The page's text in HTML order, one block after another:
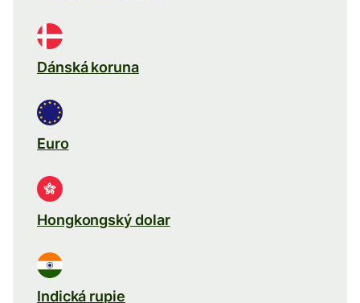
Dánská koruna
Euro
Hongkongský dolar
Indická rupie